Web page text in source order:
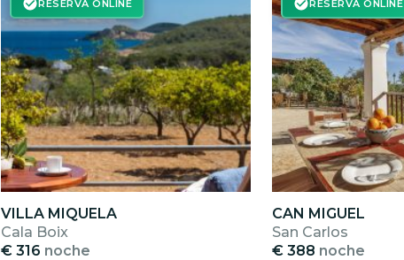
RESERVA ONLINE
VILLA MIQUELA
Cala Boix
€ 316 noche
RESERVA ONLINE
CAN MIGUEL
San Carlos
€ 388 noche